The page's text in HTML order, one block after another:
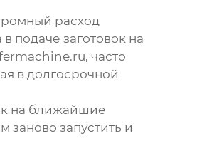
расход
подаче заготовок на
часто
в долгосрочной
на ближайшие
заново запустить и